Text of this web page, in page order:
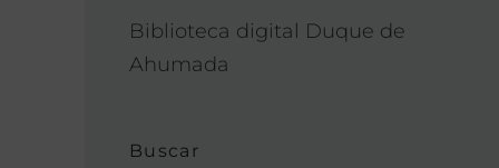
Biblioteca digital Duque de
Ahumada
Buscar